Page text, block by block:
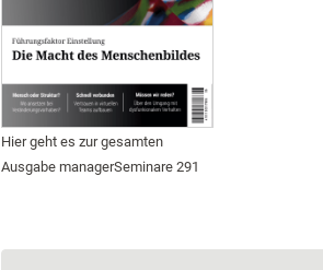
Hier geht es zur gesamten
Ausgabe managerSeminare 291